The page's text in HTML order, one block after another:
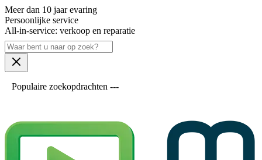
Meer dan 10 jaar evaring
Persoonlijke service
All-in-service: verkoop en reparatie
Populaire zoekopdrachten ---